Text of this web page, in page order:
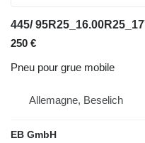
250 €
Pneu pour grue mobile
Allemagne, Beselich
EB GmbH